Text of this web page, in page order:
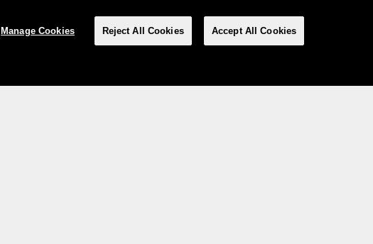
Manage Cookies Reject All Cookies Accept All Cookies